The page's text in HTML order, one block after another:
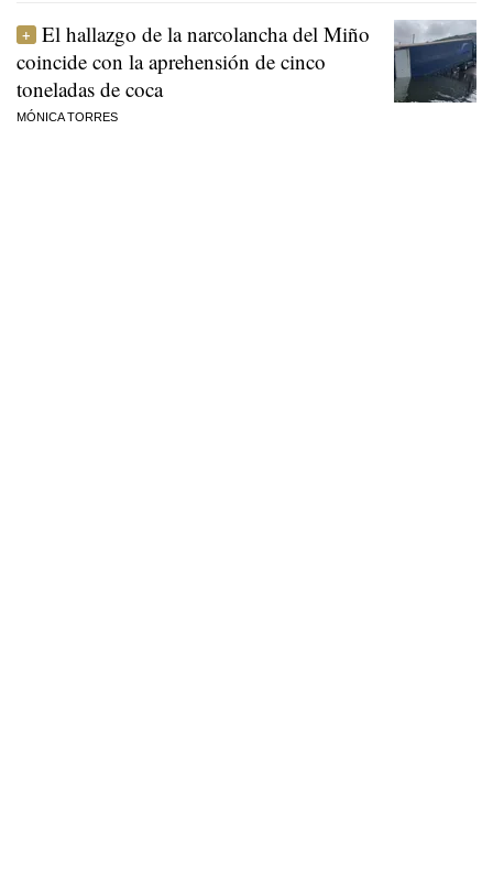
El hallazgo de la narcolancha del Miño
coincide con la aprehensión de cinco
toneladas de coca
MÓNICA TORRES